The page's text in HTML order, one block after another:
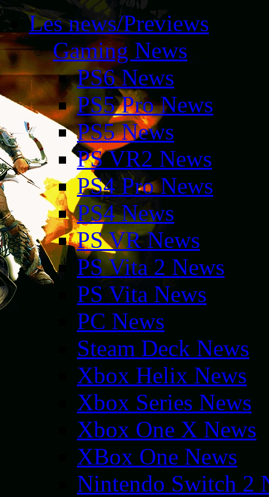
Les news/Previews
Gaming News
PS6 News
PS5 Pro News
PS5 News
PS VR2 News
PS4 Pro News
PS4 News
PS VR News
PS Vita 2 News
PS Vita News
PC News
Steam Deck News
Xbox Helix News
Xbox Series News
Xbox One X News
XBox One News
Nintendo Switch 2